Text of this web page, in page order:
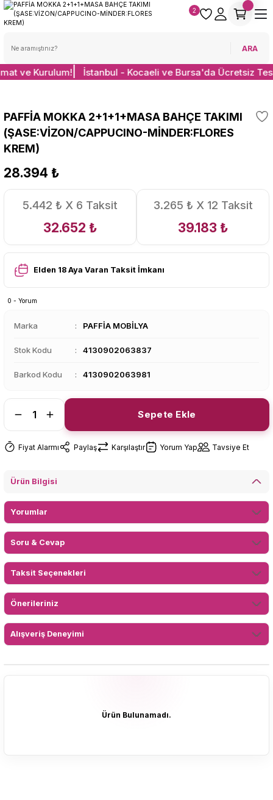
ARA
2
ve Kurulum! İstanbul - Kocaeli ve Bursa'da Ücretsiz
PAFFİA MOKKA 2+1+1+MASA BAHÇE TAKIMI
(ŞASE:VİZON/CAPPUCINO-MİNDER:FLORES
KREM)
28.394 ₺
5.442 ₺ X 6 Taksit
32.652 ₺
3.265 ₺ X 12 Taksit
39.183 ₺
Elden 18 Aya Varan Taksit İmkanı
0 - Yorum
Marka PAFFİA MOBİLYA
Stok Kodu 4130902063837
Barkod Kodu 4130902063981
Sepete Ekle
Fiyat Alarmı Paylaş Karşılaştır Yorum Yap Tavsiye Et
Ürün Bilgisi
Yorumlar
Soru & Cevap
Taksit Seçenekleri
Önerileriniz
Alışveriş Deneyimi
Ürün Bulunamadı.